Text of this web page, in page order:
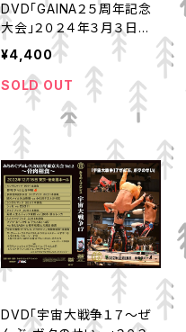
DVD「GAINA２５周年記念
大会」２０２４年３月３日徳
島大会
¥4,400
SOLD OUT
DVD「宇宙大戦争１７～ぜ